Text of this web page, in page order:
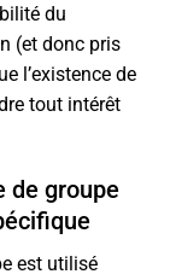
du
(et donc pris
l’existence de
tout intérêt
de groupe
est utilisé